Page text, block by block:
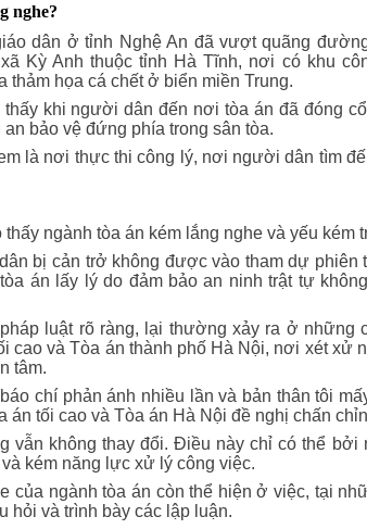
nghe?
dân ở tỉnh Nghệ An đã vượt quãng
Kỳ Anh thuộc tỉnh Hà Tĩnh, nơi có khu
thảm họa cá chết ở biển miền Trung.
thấy khi người dân đến nơi tòa án đã đóng
bảo vệ đứng phía trong sân tòa.
là nơi thực thi công lý, nơi người dân tìm
ngành tòa án kém lắng nghe và yếu kém
bị cản trở không được vào tham dự phiên
án lấy lý do đảm bảo an ninh trật tự
luật rõ ràng, lại thường xảy ra ở những
cao và Tòa án thành phố Hà Nội, nơi xét xử
tâm.
chí phản ánh nhiều lần và bản thân tôi
tối cao và Tòa án Hà Nội đề nghị chấn
vẫn không thay đổi. Điều này chỉ có thể bởi
kém năng lực xử lý công việc.
của ngành tòa án còn thể hiện ở việc, tại
hỏi và trình bày các lập luận.